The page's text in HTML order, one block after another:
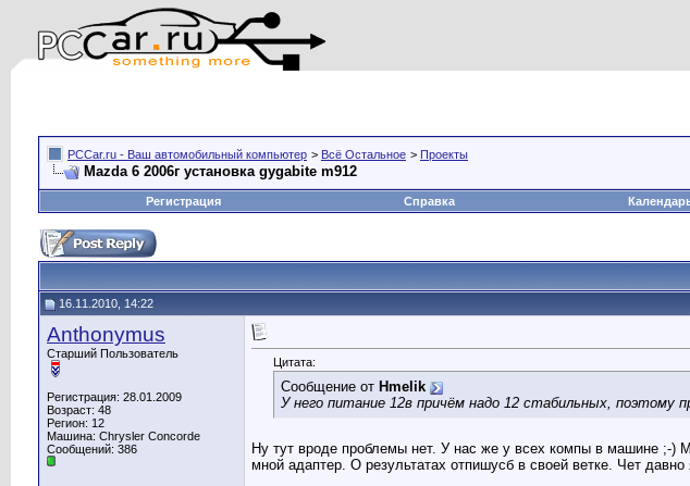
PCCar.ru - Ваш автомобильный компьютер > Всё Остальное > Проекты
Mazda 6 2006г установка gygabite m912
Регистрация
Справка
16.11.2010, 14:22
Anthonymus
Старший Пользователь
Регистрация: 28.01.2009
Возраст: 48
Регион: 12
Машина: Chrysler Concorde
Сообщений: 386
Цитата:
Сообщение от Hmelik
У него питание 12в причём надо 12 стабильных, поэтому
Ну тут вроде проблемы нет. У нас же у всех компы в машине ;-)
мной адаптер. О результатах отпишусб в своей ветке. Чет